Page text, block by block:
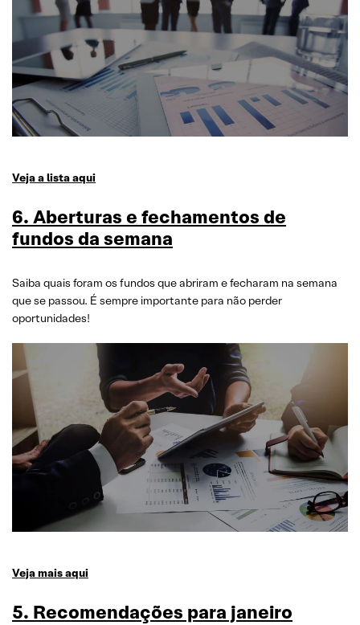
Veja a lista aqui
6. Aberturas e fechamentos de
fundos da semana
Saiba quais foram os fundos que abriram e fecharam na semana
que se passou. É sempre importante para não perder
oportunidades!
Veja mais aqui
5. Recomendações para janeiro